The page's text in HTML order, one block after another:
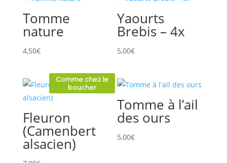
Tomme
nature
4,50€
Yaourts
Brebis – 4x
5,00€
Comme chez le
boucher
Fleuron
(Camenbert
alsacien)
Tomme à l’ail
des ours
5,00€